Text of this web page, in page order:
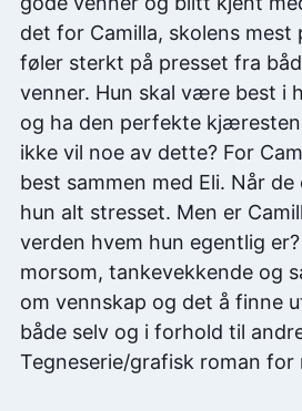
det for Camilla, skolens
føler sterkt på presset fra
venner. Hun skal være best i
og ha den perfekte
ikke vil noe av dette? For
best sammen med Eli. Når
hun alt stresset. Men er
verden hvem hun egentlig
morsom, tankevekkende og
om vennskap og det å finne
både selv og i forhold til
Tegneserie/grafisk roman for